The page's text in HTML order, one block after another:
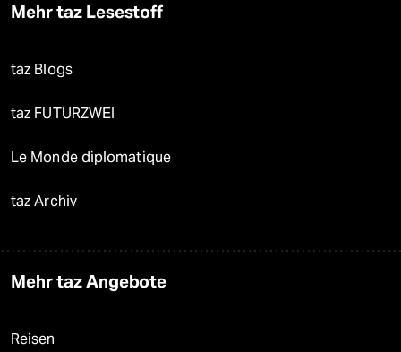
Mehr taz Lesestoff
taz Blogs
taz FUTURZWEI
Le Monde diplomatique
taz Archiv
Mehr taz Angebote
Reisen